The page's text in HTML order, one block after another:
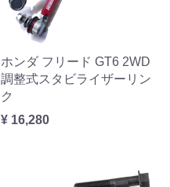
ホンダ フリード GT6 2WD
調整式スタビライザーリン
ク
¥ 16,280